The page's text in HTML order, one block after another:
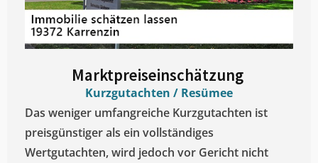
Marktpreiseinschätzung ​
Kurzgutachten / Resümee
Das weniger umfangreiche Kurzgutachten ist
preisgünstiger als ein vollständiges
Wertgutachten, wird jedoch vor Gericht nicht